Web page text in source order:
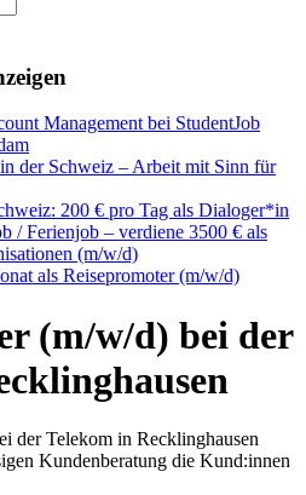
Management bei StudentJob
der Schweiz – Arbeit mit Sinn für
200 € pro Tag als Dialoger*in
/ Ferienjob – verdiene 3500 € als
(m/w/d)
als Reisepromoter (m/w/d)
(m/w/d) bei der
der Telekom in Recklinghausen
Kundenberatung die Kund:innen